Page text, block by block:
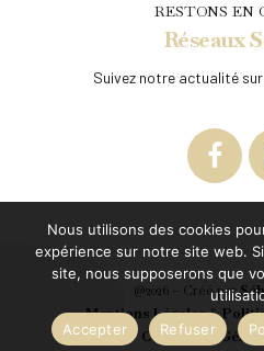
RESTONS EN
Réseaux
Suivez notre actualité
@2026 – Créé par
Mentions Légales&
Conditions
Nous utilisons des cookies
expérience sur notre site web.
site, nous supposerons que
Accepter
Refuser